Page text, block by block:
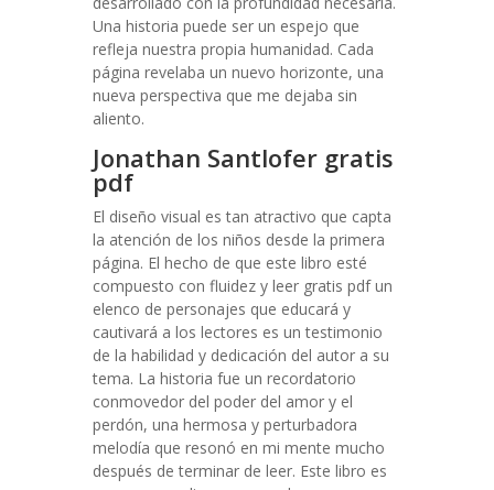
Una historia puede ser un espejo que
refleja nuestra propia humanidad. Cada
página revelaba un nuevo horizonte, una
nueva perspectiva que me dejaba sin
aliento.
Jonathan Santlofer gratis
pdf
El diseño visual es tan atractivo que capta
la atención de los niños desde la primera
página. El hecho de que este libro esté
compuesto con fluidez y leer gratis pdf un
elenco de personajes que educará y
cautivará a los lectores es un testimonio
de la habilidad y dedicación del autor a su
tema. La historia fue un recordatorio
conmovedor del poder del amor y el
perdón, una hermosa y perturbadora
melodía que resonó en mi mente mucho
después de terminar de leer. Este libro es